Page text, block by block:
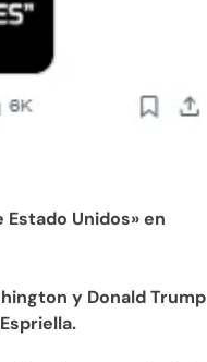
Estado Unidos» en
y Donald Trump